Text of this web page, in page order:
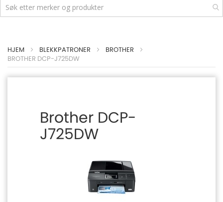
til
innhold
HJEM BLEKKPATRONER
BROTHER
BROTHER DCP-J725DW
Brother DCP-
J725DW